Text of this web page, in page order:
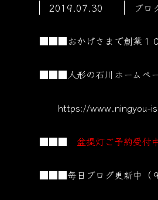
2019.07.30 ブロ
■■■おかげさまで創業１
■■■人形の石川ホーム
https://www.ningyou-
■■■ 盆提灯ご予約受付
■■■毎日ブログ更新中